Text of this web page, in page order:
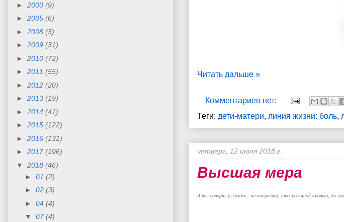
Читать дальше »
Комментариев нет:
Теги: дети-матери, линия жизни: боль,
четверг, 12 июля 2018 г.
Высшая мера
А ты говорил (я боюсь - не напрасно), что месячной кровью, да
► 2000 (9)
► 2005 (6)
► 2008 (3)
► 2009 (31)
► 2010 (72)
► 2011 (55)
► 2012 (20)
► 2013 (19)
► 2014 (41)
► 2015 (122)
► 2016 (131)
► 2017 (196)
▼ 2018 (46)
► 01 (2)
► 02 (3)
► 04 (4)
▼ 07 (4)